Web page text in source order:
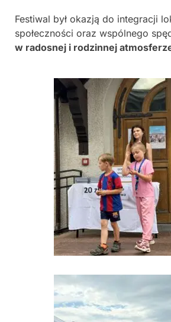
Festiwal był okazją do integracji
społeczności oraz wspólnego
w radosnej i rodzinnej